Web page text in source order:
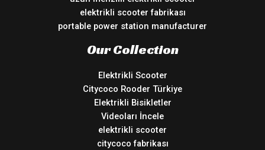
elektrikli scooter fabrikası
portable power station manufacturer
Our Collection
Elektrikli Scooter
Citycoco Rooder Türkiye
Elektrikli Bisikletler
Videoları İncele
elektrikli scooter
citycoco fabrikası